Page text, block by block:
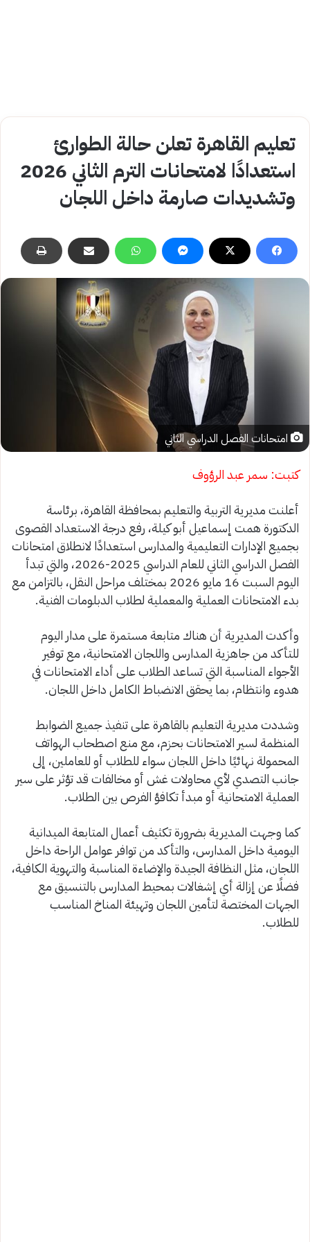
تعليم القاهرة تعلن حالة الطوارئ
استعدادًا لامتحانات الترم الثاني 2026
وتشديدات صارمة داخل اللجان
امتحانات الفصل الدراسي الثاني
كتبت: سمر عبد الرؤوف
أعلنت مديرية التربية والتعليم بمحافظة القاهرة، برئاسة
الدكتورة همت إسماعيل أبو كيلة، رفع درجة الاستعداد القصوى
بجميع الإدارات التعليمية والمدارس استعدادًا لانطلاق امتحانات
الفصل الدراسي الثاني للعام الدراسي 2025-2026، والتي تبدأ
اليوم السبت 16 مايو 2026 بمختلف مراحل النقل، بالتزامن مع
بدء الامتحانات العملية والمعملية لطلاب الدبلومات الفنية.
وأكدت المديرية أن هناك متابعة مستمرة على مدار اليوم
للتأكد من جاهزية المدارس واللجان الامتحانية، مع توفير
الأجواء المناسبة التي تساعد الطلاب على أداء الامتحانات في
هدوء وانتظام، بما يحقق الانضباط الكامل داخل اللجان.
وشددت مديرية التعليم بالقاهرة على تنفيذ جميع الضوابط
المنظمة لسير الامتحانات بحزم، مع منع اصطحاب الهواتف
المحمولة نهائيًا داخل اللجان سواء للطلاب أو للعاملين، إلى
جانب التصدي لأي محاولات غش أو مخالفات قد تؤثر على سير
العملية الامتحانية أو مبدأ تكافؤ الفرص بين الطلاب.
كما وجهت المديرية بضرورة تكثيف أعمال المتابعة الميدانية
اليومية داخل المدارس، والتأكد من توافر عوامل الراحة داخل
اللجان، مثل النظافة الجيدة والإضاءة المناسبة والتهوية الكافية،
فضلًا عن إزالة أي إشغالات بمحيط المدارس بالتنسيق مع
الجهات المختصة لتأمين اللجان وتهيئة المناخ المناسب
للطلاب.